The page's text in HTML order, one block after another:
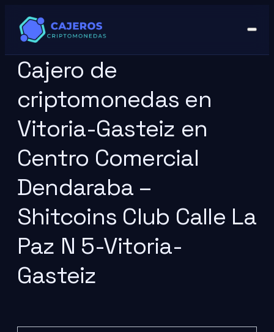
Cajero de
criptomonedas en
Vitoria-Gasteiz en
Centro Comercial
Dendaraba –
Shitcoins Club Calle La
Paz N 5-Vitoria-
Gasteiz